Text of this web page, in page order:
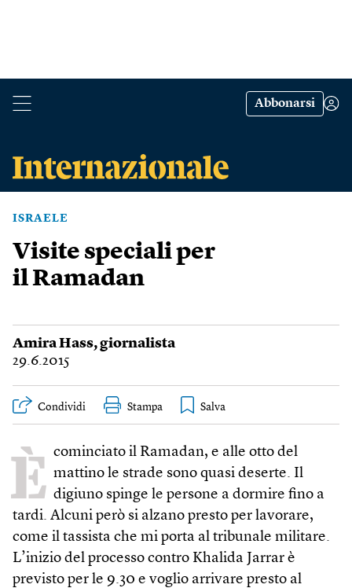
Abbonarsi
ISRAELE
Visite speciali per
il Ramadan
Amira Hass, giornalista
29.6.2015
Condividi Stampa
È cominciato il Ramadan, e alle otto del
mattino le strade sono quasi deserte. Il
digiuno spinge le persone a dormire fino a
tardi. Alcuni però si alzano presto per lavorare,
come il tassista che mi porta al tribunale militare.
L’inizio del processo contro Khalida Jarrar è
previsto per le 9.30 e voglio arrivare presto al